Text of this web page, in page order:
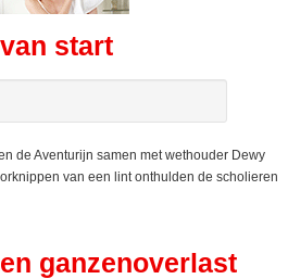
start
de Aventurijn samen met wethouder Dewy
van een lint onthulden de scholieren
ganzenoverlast